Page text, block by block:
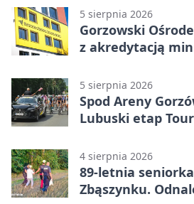
5 sierpnia 2026
Gorzowski
z akredytacją
5 sierpnia 2026
Spod Areny
Lubuski etap
4 sierpnia 2026
89-letnia
Zbąszynku.